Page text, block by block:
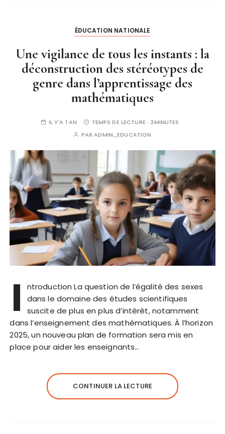
ÉDUCATION NATIONALE
Une vigilance de tous les instants : la
déconstruction des stéréotypes de
genre dans l’apprentissage des
mathématiques
IL Y'A 1 AN TEMPS DE LECTURE : 3MINUTES
PARADMIN_EDUCATION
I
ntroduction La question de l’égalité des sexes
dans le domaine des études scientifiques
suscite de plus en plus d’intérêt, notamment
dans l’enseignement des mathématiques. À l’horizon
2025, un nouveau plan de formation sera mis en
place pour aider les enseignants…
CONTINUER LA LECTURE